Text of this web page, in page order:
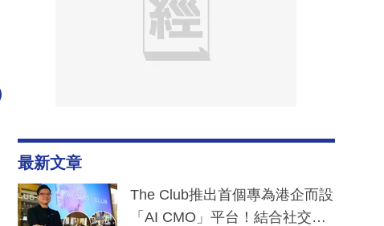
最新文章
The Club推出首個專為港企而設
「AI CMO」平台！結合社交聆